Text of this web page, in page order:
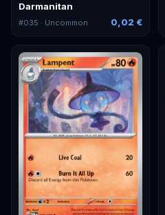
Darmanitan
#035 · Uncommon 0,02 €